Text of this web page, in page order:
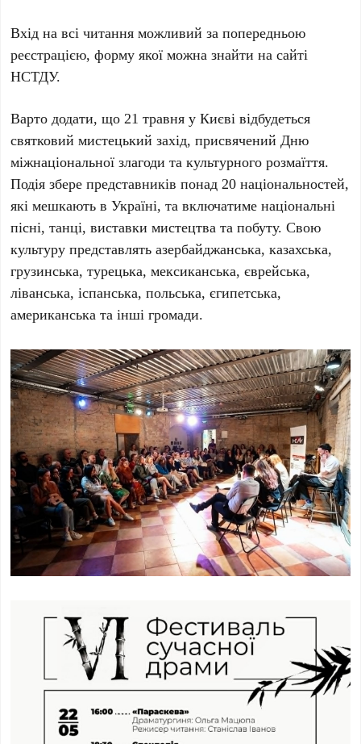
Вхід на всі читання можливий за попередньою
реєстрацією, форму якої можна знайти на сайті
НСТДУ.
Варто додати, що21 травня у Києві відбудеться
святковий мистецький захід, присвяченийДню
міжнаціональної злагоди та культурного розмаїття.
Подія збере представників понад20 національностей,
які мешкають в Україні, та включатиме національні
пісні, танці, виставки мистецтва та побуту. Свою
культуру представлять азербайджанська, казахська,
грузинська, турецька, мексиканська, єврейська,
ліванська, іспанська, польська, єгипетська,
американська та інші громади.